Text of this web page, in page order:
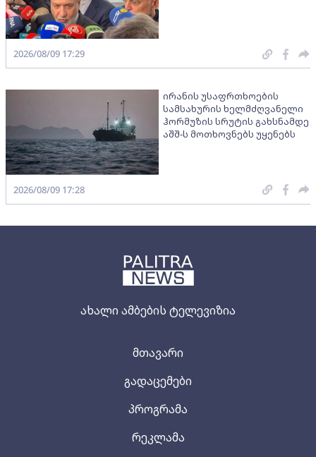
ახალი ამბების ტელევიზია
მთავარი
გადაცემები
პროგრამა
რეკლამა
2026/08/09 17:29
ირანის უსაფრთხოების
სამსახურის ხელმძღვანელი
ჰორმუზის სრუტის გახსნამდე
აშშ-ს მოთხოვნებს უყენებს
2026/08/09 17:28